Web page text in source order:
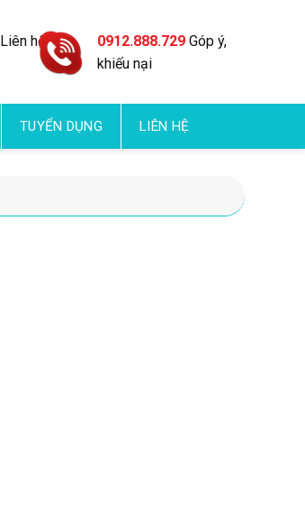
Liên hệ
0912.888.729 Góp ý,
khiếu nại
TUYỂN DỤNG LIÊN HỆ